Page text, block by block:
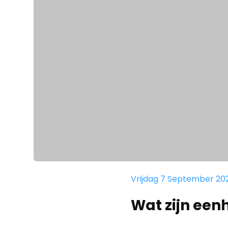
Vrijdag 7 September
Wat zijn